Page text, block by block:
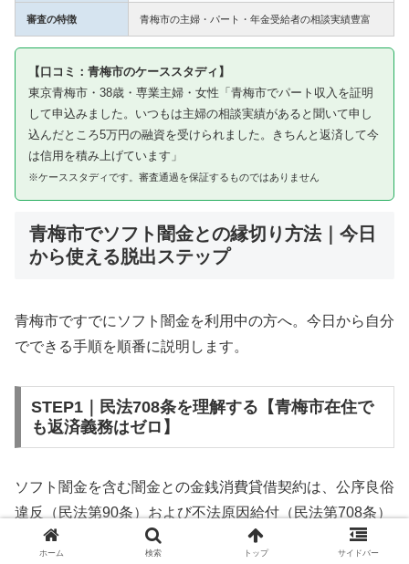
審査の特徴 青梅市の主婦・パート・年金受給者の相談実績豊富
【口コミ：青梅市のケーススタディ】
東京青梅市・38歳・専業主婦・女性「青梅市でパート収入を証明
して申込みました。いつもは主婦の相談実績があると聞いて申し
込んだところ5万円の融資を受けられました。きちんと返済して今
は信用を積み上げています」
※ケーススタディです。審査通過を保証するものではありません
青梅市でソフト闇金との縁切り方法｜今日
から使える脱出ステップ
青梅市ですでにソフト闇金を利用中の方へ。今日から自分
でできる手順を順番に説明します。
STEP1｜民法708条を理解する【青梅市在住で
も返済義務はゼロ】
ソフト闇金を含む闇金との金銭消費貸借契約は、公序良俗
違反（民法第90条）および不法原因給付（民法第708条）
に該当するため、法的には無効です。青梅市在住であって
ホーム 検索 トップ サイドバー